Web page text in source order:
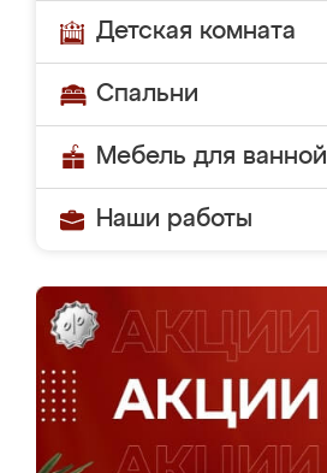
Детская комната
Спальни
Мебель для ванной
Наши работы